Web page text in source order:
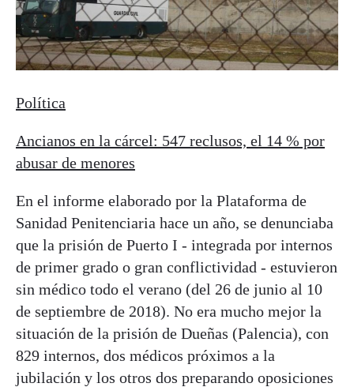
Política
Ancianos en la cárcel: 547 reclusos, el 14 % por
abusar de menores
En el informe elaborado por la Plataforma de
Sanidad Penitenciaria hace un año, se denunciaba
que la prisión de Puerto I - integrada por internos
de primer grado o gran conflictividad - estuvieron
sin médico todo el verano (del 26 de junio al 10
de septiembre de 2018). No era mucho mejor la
situación de la prisión de Dueñas (Palencia), con
829 internos, dos médicos próximos a la
jubilación y los otros dos preparando oposiciones